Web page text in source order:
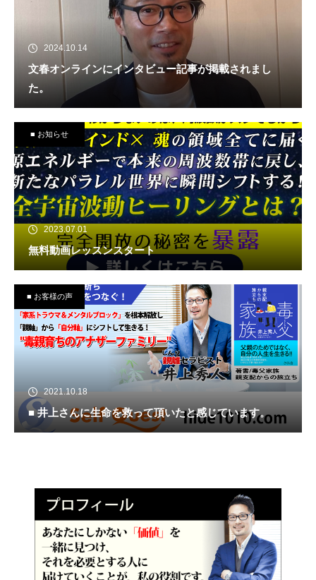
2024.10.14
文春オンラインにインタビュー記事が掲載されまし
た。
■ お知らせ
2023.07.01
無料動画レッスンスタート
■ お客様の声
2021.10.18
■ 井上さんに生命を救って頂いたと感じています。